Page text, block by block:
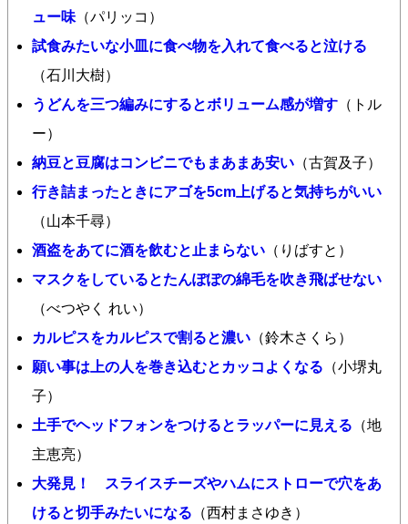
ュー味 （パリッコ）
試食みたいな小皿に食べ物を入れて食べると泣ける
（石川大樹）
うどんを三つ編みにするとボリューム感が増す （トル
ー）
納豆と豆腐はコンビニでもまあまあ安い （古賀及子）
行き詰まったときにアゴを5cm上げると気持ちがいい
（山本千尋）
酒盗をあてに酒を飲むと止まらない （りばすと）
マスクをしているとたんぽぽの綿毛を吹き飛ばせない
（べつやく れい）
カルピスをカルピスで割ると濃い （鈴木さくら）
願い事は上の人を巻き込むとカッコよくなる （小堺丸
子）
土手でヘッドフォンをつけるとラッパーに見える （地
主恵亮）
大発見！ スライスチーズやハムにストローで穴をあ
けると切手みたいになる （西村まさゆき）